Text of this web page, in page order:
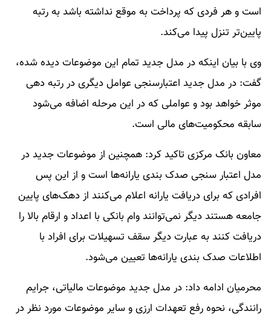
است و هر فردی که پرداخت به موقع نداشته باشد به رتبه
پایین‌تر تنزل پیدا می‌کند.
وی با بیان اینکه در مدل جدید تمام این موضوعات دیده شده،
گفت: در مدل جدید اعتبارسنجی عوامل دیگری در رتبه دهی
موثر خواهد بود و عواملی که در این مرحله اضافه می‌شود
سابقه محکومیت‌های مالی است.
معاون بانک مرکزی تاکید کرد: همچنین از موضوعات جدید در
مدل اعتبار سنجی صدک بندی یارانه‌ها است و از این پس
افرادی که برای دریافت یارانه اعلام می‌کنند از دهک‌های پایین
جامعه هستند دیگر نمی‌توانند وام بانکی با اعداد و ارقام بالا را
دریافت کنند به عبارت دیگر سقف تسهیلات برای افراد با
اطلاعات صدک بندی یارانه‌ها تعیین می‌شود.
محرمیان ادامه داد: در مدل جدید موضوعات مالیاتی، جرایم
رانندگی، نحوه رفع تعهدات ارزی و سایر موضوعات مورد نظر در